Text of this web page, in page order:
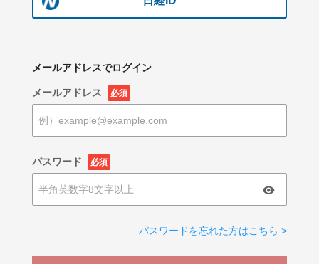
メールアドレスでログイン
メールアドレス 必須
パスワード 必須
パスワードを忘れた方はこちら >